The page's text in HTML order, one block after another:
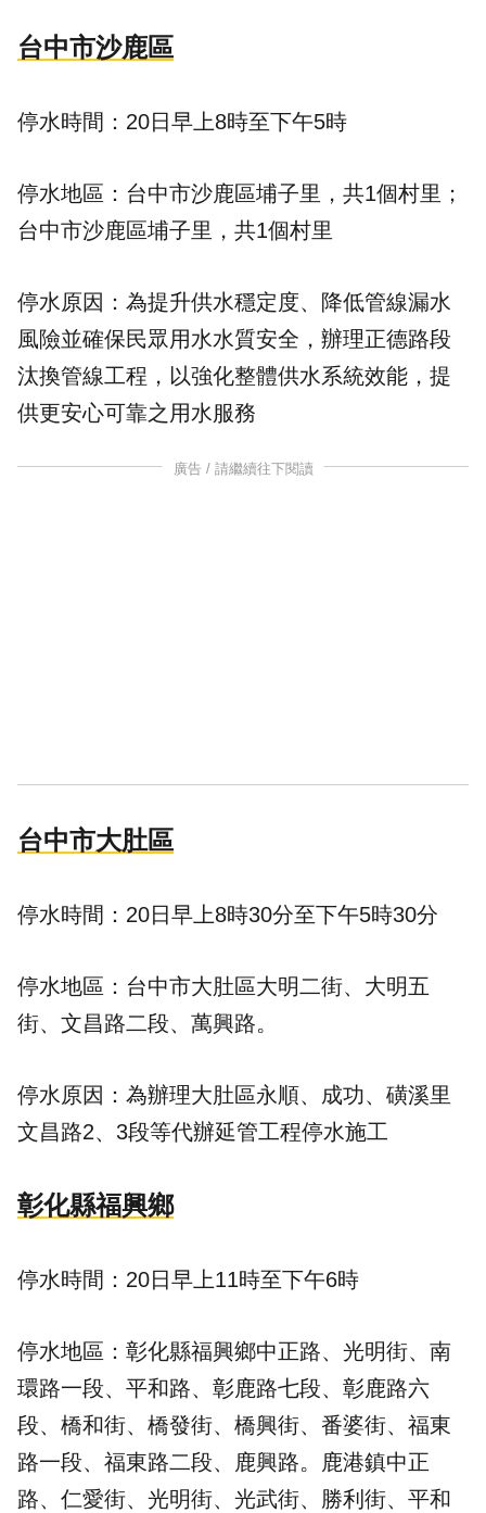
台中市沙鹿區
停水時間：20日早上8時至下午5時
停水地區：台中市沙鹿區埔子里，共1個村里；
台中市沙鹿區埔子里，共1個村里
停水原因：為提升供水穩定度、降低管線漏水
風險並確保民眾用水水質安全，辦理正德路段
汰換管線工程，以強化整體供水系統效能，提
供更安心可靠之用水服務
廣告 / 請繼續往下閱讀
台中市大肚區
停水時間：20日早上8時30分至下午5時30分
停水地區：台中市大肚區大明二街、大明五
街、文昌路二段、萬興路。
停水原因：為辦理大肚區永順、成功、磺溪里
文昌路2、3段等代辦延管工程停水施工
彰化縣福興鄉
停水時間：20日早上11時至下午6時
停水地區：彰化縣福興鄉中正路、光明街、南
環路一段、平和路、彰鹿路七段、彰鹿路六
段、橋和街、橋發街、橋興街、番婆街、福東
路一段、福東路二段、鹿興路。鹿港鎮中正
路、仁愛街、光明街、光武街、勝利街、平和